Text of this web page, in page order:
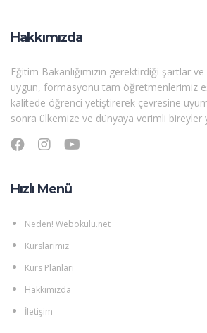
Hakkımızda
Eğitim Bakanlığımızın gerektirdiği şartlar
uygun, formasyonu tam öğretmenlerimiz
kalitede öğrenci yetiştirerek çevresine
sonra ülkemize ve dünyaya verimli bireyler
Hızlı Menü
Neden! Webokulu.net
Kurslarımız
Kurs Planları
Hakkımızda
İletişim